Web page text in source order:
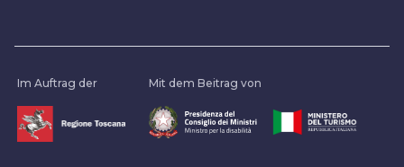
Im Auftrag der Mit dem Beitrag von